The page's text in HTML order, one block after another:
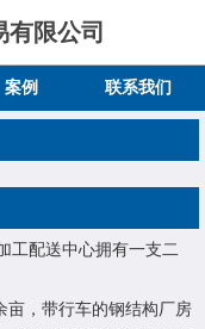
限公司
案例 联系我们
工配送中心拥有一支二
，带行车的钢结构厂房